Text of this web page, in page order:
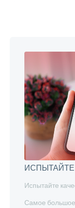
ИСПЫТАЙТЕ
Испытайте
Самое большое